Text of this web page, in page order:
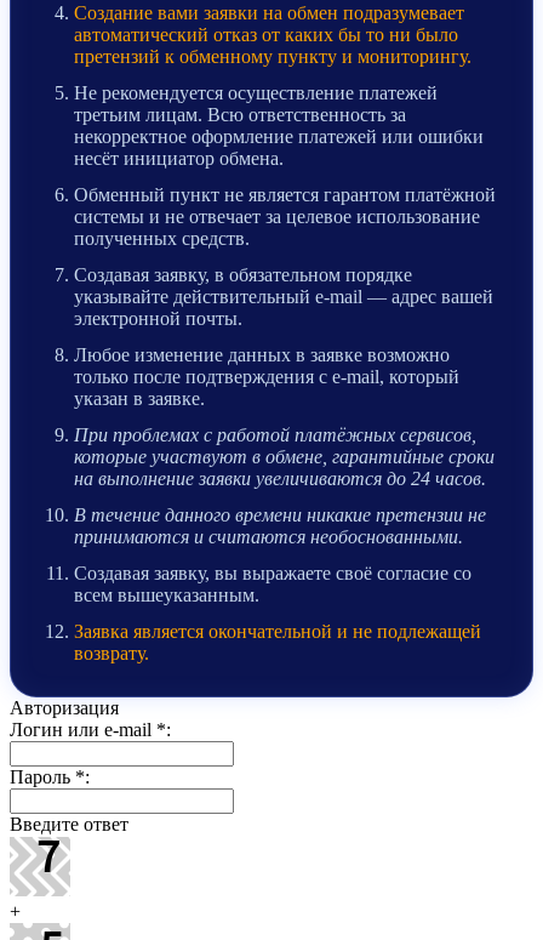
Создание вами заявки на обмен подразумевает
автоматический отказ от каких бы то ни было
претензий к обменному пункту и мониторингу.
Не рекомендуется осуществление платежей
третьим лицам. Всю ответственность за
некорректное оформление платежей или ошибки
несёт инициатор обмена.
Обменный пункт не является гарантом платёжной
системы и не отвечает за целевое использование
полученных средств.
Создавая заявку, в обязательном порядке
указывайте действительный e-mail — адрес вашей
электронной почты.
Любое изменение данных в заявке возможно
только после подтверждения с e-mail, который
указан в заявке.
При проблемах с работой платёжных сервисов,
которые участвуют в обмене, гарантийные сроки
на выполнение заявки увеличиваются до 24 часов.
В течение данного времени никакие претензии не
принимаются и считаются необоснованными.
Создавая заявку, вы выражаете своё согласие со
всем вышеуказанным.
Заявка является окончательной и не подлежащей
возврату.
Авторизация
Логин или e-mail *:
Пароль *:
Введите ответ
+